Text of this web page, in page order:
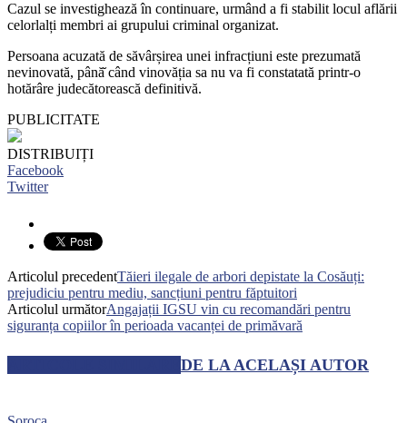
Cazul se investighează în continuare, urmând a fi stabilit locul aflării
celorlalți membri ai grupului criminal organizat.
Persoana acuzată de săvârșirea unei infracțiuni este prezumată
nevinovată, până̆ când vinovăția sa nu va fi constatată printr-o
hotărâre judecătorească definitivă.
PUBLICITATE
DISTRIBUIȚI
Facebook
Twitter
Articolul precedentTăieri ilegale de arbori depistate la Cosăuți:
prejudiciu pentru mediu, sancțiuni pentru făptuitori
Articolul următorAngajații IGSU vin cu recomandări pentru
siguranța copiilor în perioada vacanței de primăvară
DE LA ACELAȘI AUTOR